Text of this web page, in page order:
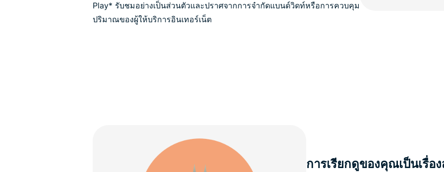
Play* รับชมอย่างเป็นส่วนตัวและปราศจากการจำกัดแบนด์วิดท์หรือการควบคุม
ปริมาณของผู้ให้บริการอินเทอร์เน็ต
การเรียกดูของคุณเป็นเรื่